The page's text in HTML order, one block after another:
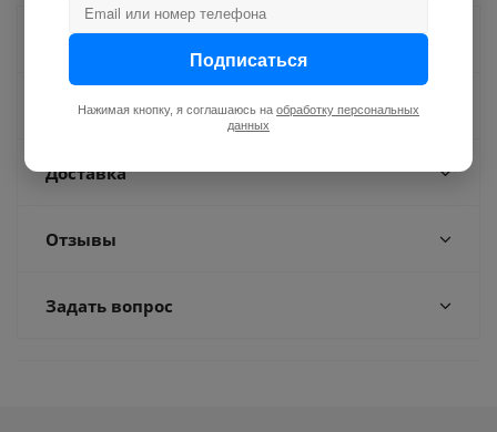
Как купить
Оплата
Доставка
Отзывы
Задать вопрос
Подписаться
Нажимая кнопку, я соглашаюсь на обработку персональных
данных